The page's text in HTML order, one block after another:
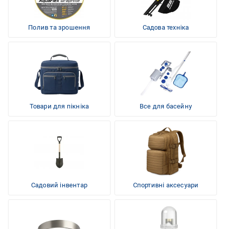
Полив та зрошення Садова техніка
Товари для пікніка Все для басейну
Садовий інвентар Спортивні аксесуари